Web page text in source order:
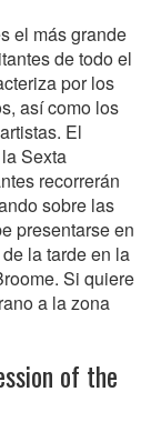
el más grande
de todo el
por los
así como los
El
Sexta
recorrerán
sobre las
presentarse en
la tarde en la
Si quiere
a la zona
of the